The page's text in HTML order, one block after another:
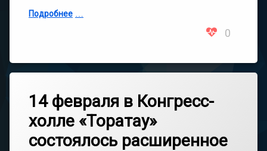
Подробнее
0
14 февраля в Конгресс-
холле «Торатау»
состоялось расширенное